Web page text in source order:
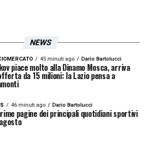
NEWS
45 minuti ago Dario Bartolucci
piace molto alla Dinamo Mosca, arriva
da 15 milioni: la Lazio pensa a
46 minuti ago Dario Bartolucci
pagine dei principali quotidiani sportivi